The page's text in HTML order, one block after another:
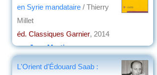
en Syrie mandataire / Thierry
Millet
éd. Classiques Garnier, 2014
parJean Martin
L'Orient d'Édouard Saab :